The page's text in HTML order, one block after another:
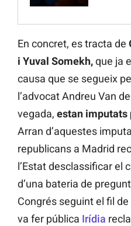
En concret, es tracta de
i Yuval Somekh,que ja
causa que se segueix
l’advocat Andreu Van
vegada, estan imputats
Arran d’aquestes
republicans a Madrid
l’Estat desclassificar el
d’una bateria de
Congrés seguint el fil
va fer pública Irídia